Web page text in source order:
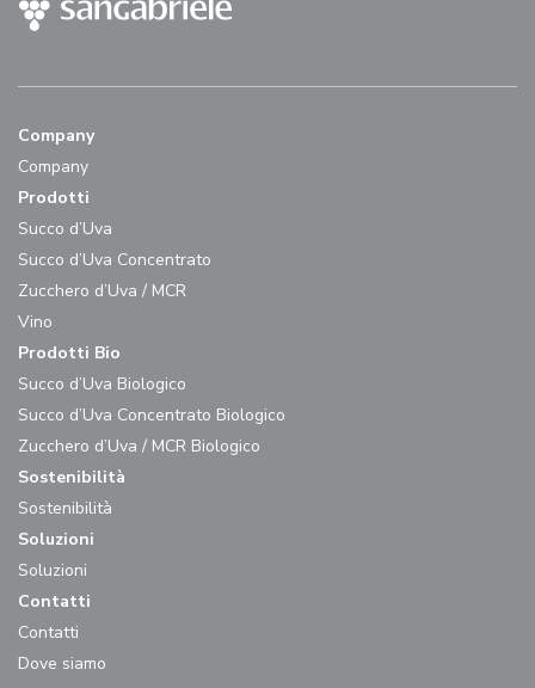
Company
Company
Prodotti
Succo d’Uva
Succo d’Uva Concentrato
Zucchero d’Uva / MCR
Vino
Prodotti Bio
Succo d’Uva Biologico
Succo d’Uva Concentrato Biologico
Zucchero d’Uva / MCR Biologico
Sostenibilità
Sostenibilità
Soluzioni
Soluzioni
Contatti
Contatti
Dove siamo